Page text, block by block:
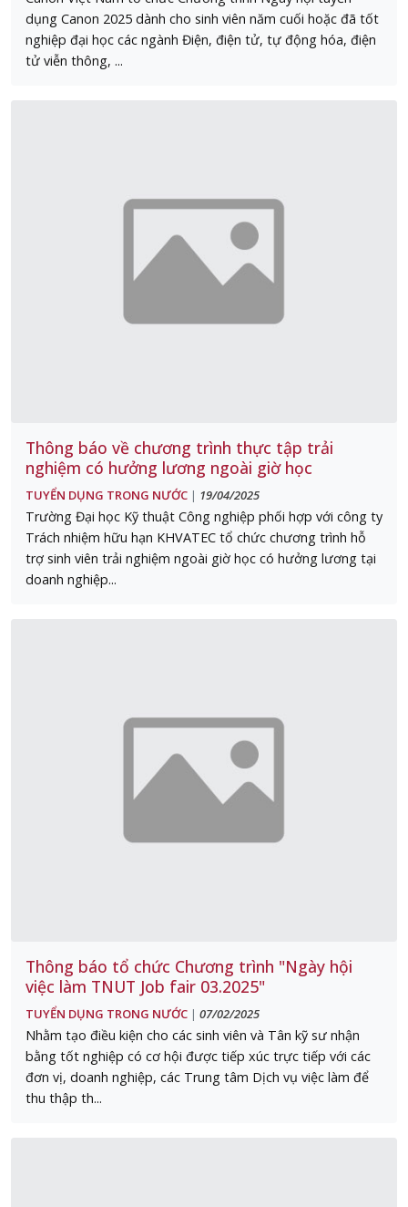
dụng Canon 2025 dành cho sinh viên năm cuối hoặc đã tốt
nghiệp đại học các ngành Điện, điện tử, tự động hóa, điện
tử viễn thông, ...
Thông báo về chương trình thực tập trải
nghiệm có hưởng lương ngoài giờ học
TUYỂN DỤNG TRONG NƯỚC | 19/04/2025
Trường Đại học Kỹ thuật Công nghiệp phối hợp với công ty
Trách nhiệm hữu hạn KHVATEC tổ chức chương trình hỗ
trợ sinh viên trải nghiệm ngoài giờ học có hưởng lương tại
doanh nghiệp...
Thông báo tổ chức Chương trình "Ngày hội
việc làm TNUT Job fair 03.2025"
TUYỂN DỤNG TRONG NƯỚC | 07/02/2025
Nhằm tạo điều kiện cho các sinh viên và Tân kỹ sư nhận
bằng tốt nghiệp có cơ hội được tiếp xúc trực tiếp với các
đơn vị, doanh nghiệp, các Trung tâm Dịch vụ việc làm để
thu thập th...